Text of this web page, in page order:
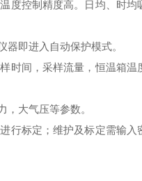
度控制精度高。日均、时均
即进入自动保护模式。
时间，采样流量，恒温箱温
大气压等参数。
行标定；维护及标定需输入